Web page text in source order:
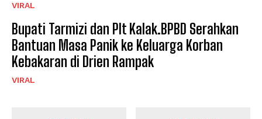
VIRAL
Bupati Tarmizi dan Plt Kalak.BPBD Serahkan
Bantuan Masa Panik ke Keluarga Korban
Kebakaran di Drien Rampak
VIRAL